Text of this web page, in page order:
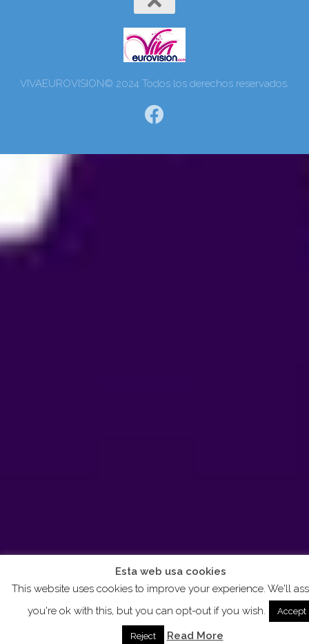
VIVAEUROVISION© 2024 Todos los derechos reservados.
Esta web usa cookies
This website uses cookies to improve your experience. We'll
you're ok with this, but you can opt-out if you wish.
Accept
Reject Read More